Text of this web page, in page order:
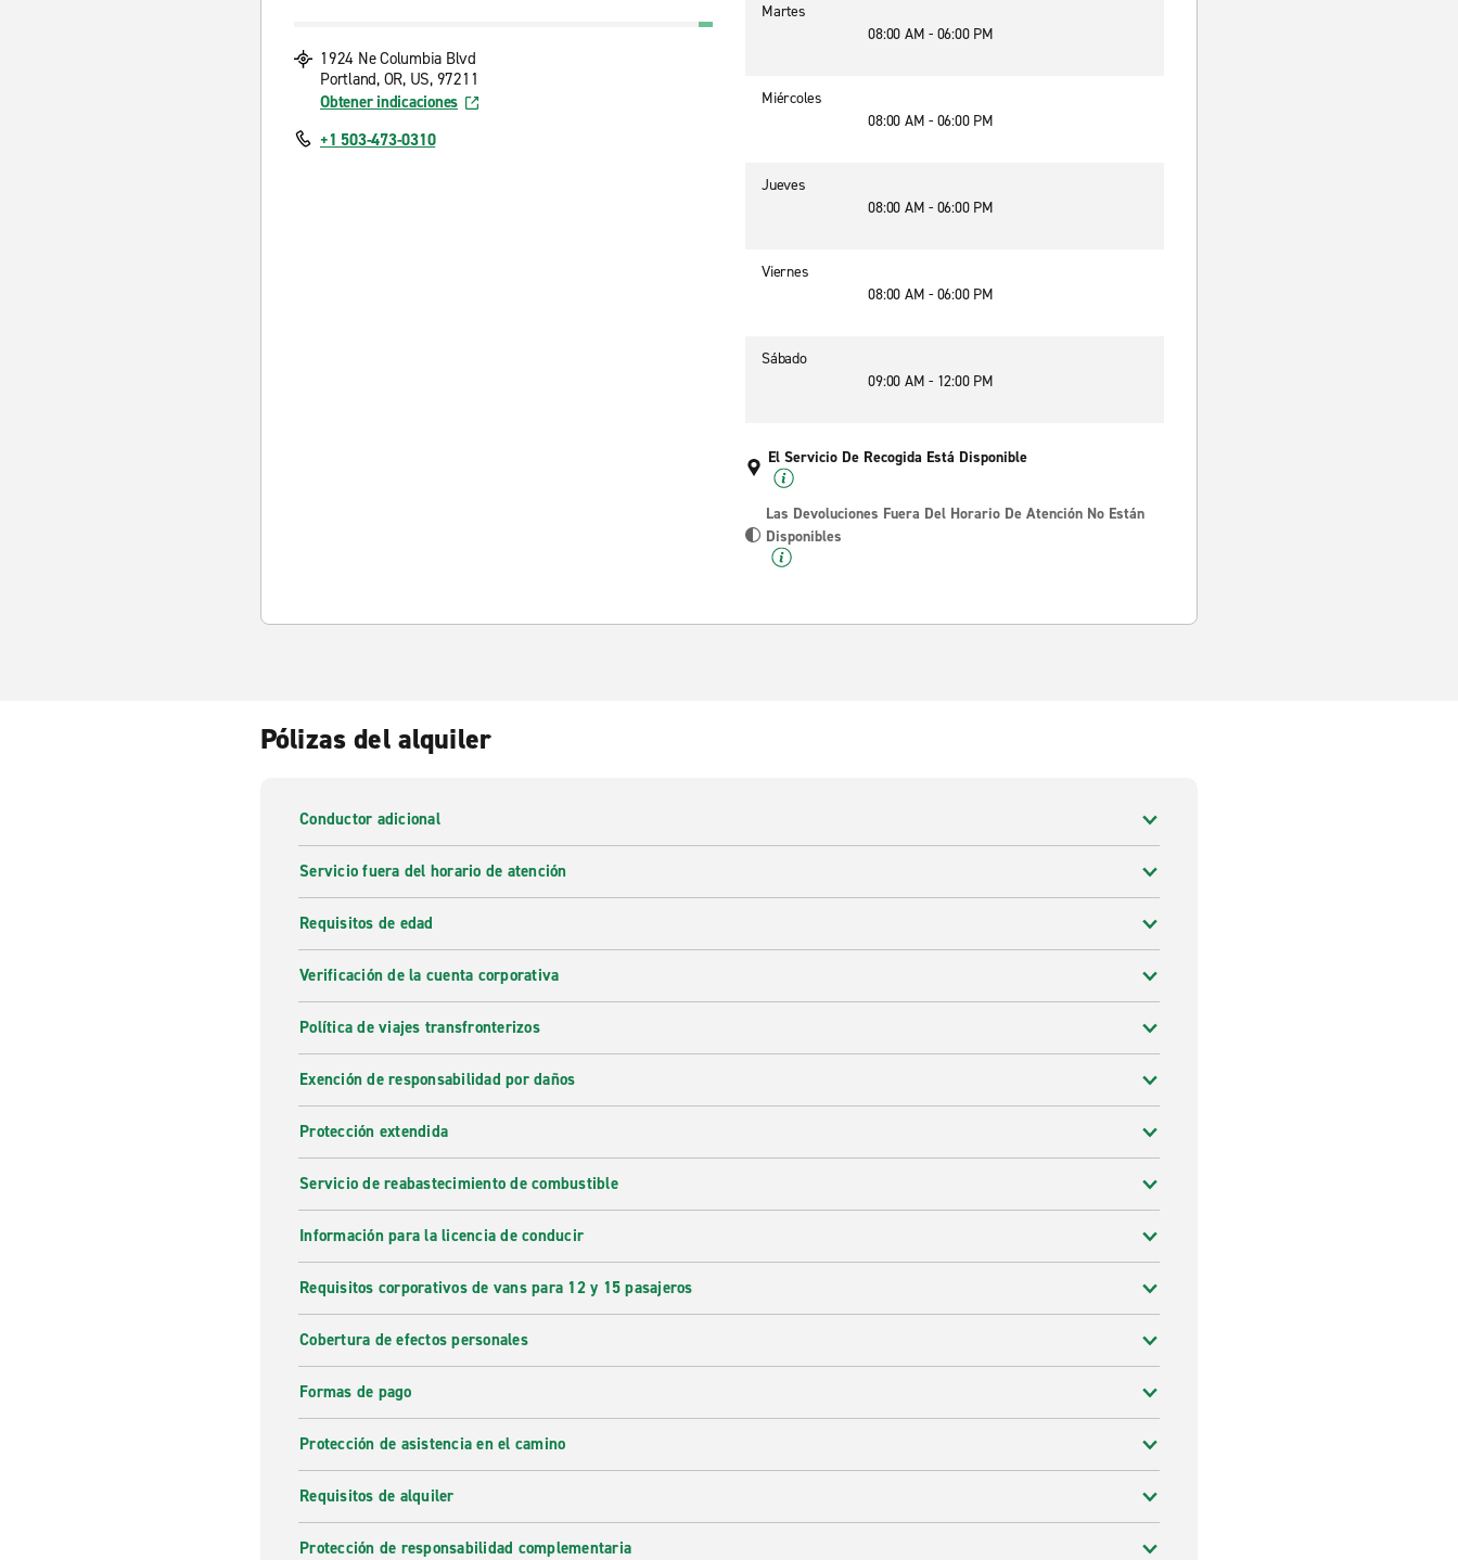
1924 Ne Columbia Blvd
Portland, OR, US, 97211
Obtener indicaciones
+1 503-473-0310
Martes
08:00 AM - 06:00 PM
Miércoles
08:00 AM - 06:00 PM
Jueves
08:00 AM - 06:00 PM
Viernes
08:00 AM - 06:00 PM
Sábado
09:00 AM - 12:00 PM
El Servicio De Recogida Está Disponible
Las Devoluciones Fuera Del Horario De Atención No Están
Disponibles
Pólizas del alquiler
Conductor adicional
Servicio fuera del horario de atención
Requisitos de edad
Verificación de la cuenta corporativa
Política de viajes transfronterizos
Exención de responsabilidad por daños
Protección extendida
Servicio de reabastecimiento de combustible
Información para la licencia de conducir
Requisitos corporativos de vans para 12 y 15 pasajeros
Cobertura de efectos personales
Formas de pago
Protección de asistencia en el camino
Requisitos de alquiler
Protección de responsabilidad complementaria